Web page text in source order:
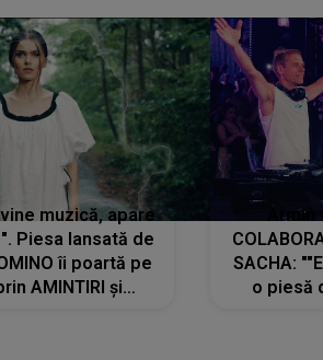
muzică, apare
Piesa lansată de
îi poartă pe
AMINTIRI și
SACHA:
o piesă